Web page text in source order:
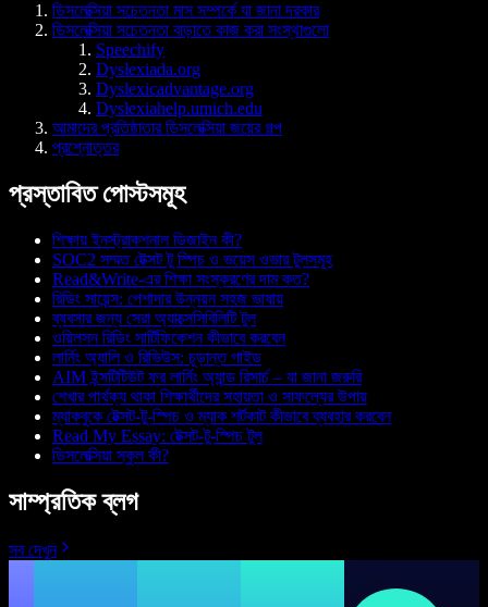
ডিসলেক্সিয়া সচেতনতা মাস সম্পর্কে যা জানা দরকার
ডিসলেক্সিয়া সচেতনতা বাড়াতে কাজ করা সংস্থাগুলো
Speechify
Dyslexiada.org
Dyslexicadvantage.org
Dyslexiahelp.umich.edu
আমাদের প্রতিষ্ঠাতার ডিসলেক্সিয়া জয়ের গল্প
প্রশ্নোত্তর
প্রস্তাবিত পোস্টসমূহ
শিক্ষায় ইনস্ট্রাকশনাল ডিজাইন কী?
SOC2 সম্মত টেক্সট টু স্পিচ ও ভয়েস ওভার টুলসমূহ
Read&Write-এর শিক্ষা সংস্করণের দাম কত?
রিডিং সায়েন্স: পেশাদার উন্নয়ন সহজ ভাষায়
ব্যবসার জন্য সেরা অ্যাক্সেসিবিলিটি টুল
ওয়িলসন রিডিং সার্টিফিকেশন কীভাবে করবেন
লার্নিং অ্যালি ও রিভিউস: চূড়ান্ত গাইড
AIM ইন্সটিটিউট ফর লার্নিং অ্যান্ড রিসার্চ – যা জানা জরুরি
শেখার পার্থক্য থাকা শিক্ষার্থীদের সহায়তা ও সাফল্যের উপায়
ম্যাকবুকে টেক্সট-টু-স্পিচ ও ম্যাক শর্টকাট কীভাবে ব্যবহার করবেন
Read My Essay: টেক্সট-টু-স্পিচ টুল
ডিসলেক্সিয়া স্কুল কী?
সাম্প্রতিক ব্লগ
সব দেখুন